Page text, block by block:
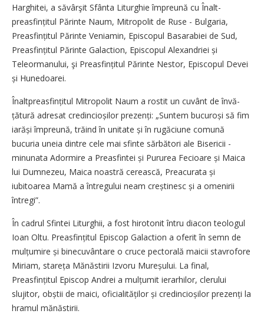
Harghitei, a săvârşit Sfânta Liturghie împreună cu Înalt­
preasfințitul Părinte Naum, Mitropolit de Ruse - Bulgaria,
Preasfințitul Părinte Veniamin, Episcopul Basarabiei de Sud,
Preasfințitul Părinte Galaction, Episcopul Alexandriei și
Teleormanului, şi Preasfințitul Părinte Nestor, Episcopul Devei
și Hunedoarei.
Înaltpreasfințitul Mitropolit Naum a rostit un cuvânt de învă­
țătură adresat credincioșilor pre­zenți: „Suntem bucuroși să fim
iarăși împreună, trăind în unitate și în rugăciune comună
bucuria uneia dintre cele mai sfinte sărbători ale Bisericii -
minunata Adormire a Preasfintei și Pururea Fecioare și Maica
lui Dumnezeu, Maica noastră cerească, Preacurata și
iubitoarea Mamă a întregului neam creștinesc și a omenirii
întregi”.
În cadrul Sfintei Liturghii, a fost hirotonit întru diacon teologul
Ioan Oltu. Preasfințitul Episcop Galaction a oferit în semn de
mulțumire și binecuvântare o cruce pectorală maicii stavrofore
Miriam, stareța Mănăstirii Izvoru Mureșului. La final,
Preasfințitul Episcop Andrei a mulțumit ierarhilor, clerului
slujitor, obștii de maici, oficialităților și credincioșilor prezenți la
hramul mănăstirii.